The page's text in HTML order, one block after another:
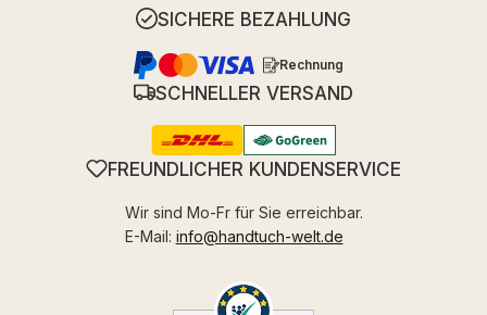
SICHERE BEZAHLUNG
Rechnung
SCHNELLER VERSAND
FREUNDLICHER KUNDENSERVICE
Wir sind Mo-Fr für Sie erreichbar.
E-Mail: info@handtuch-welt.de